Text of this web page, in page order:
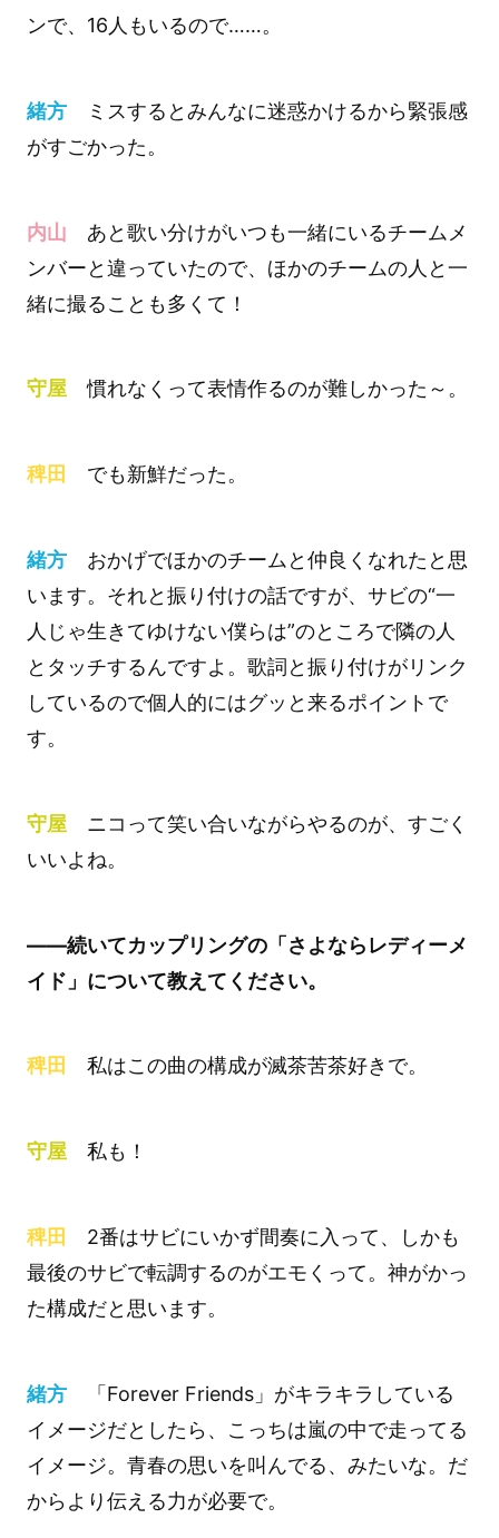
ンで、16人もいるので……。
緒方ミスするとみんなに迷惑かけるから緊張感
がすごかった。
内山 あと歌い分けがいつも一緒にいるチームメ
ンバーと違っていたので、ほかのチームの人と一
緒に撮ることも多くて！
守屋慣れなくって表情作るのが難しかった～。
稗田 でも新鮮だった。
緒方おかげでほかのチームと仲良くなれたと思
います。それと振り付けの話ですが、サビの“一
人じゃ生きてゆけない僕らは”のところで隣の人
とタッチするんですよ。歌詞と振り付けがリンク
しているので個人的にはグッと来るポイントで
す。
守屋 ニコって笑い合いながらやるのが、すごく
いいよね。
――続いてカップリングの「さよならレディーメ
イド」について教えてください。
稗田 私はこの曲の構成が滅茶苦茶好きで。
守屋私も！
稗田
2番はサビにいかず間奏に入って、しかも
最後のサビで転調するのがエモくって。神がかっ
た構成だと思います。
緒方「Forever Friends」がキラキラしている
イメージだとしたら、こっちは嵐の中で走ってる
イメージ。青春の思いを叫んでる、みたいな。だ
からより伝える力が必要で。